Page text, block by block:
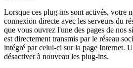
Lorsque ces plug-ins sont activés, votre
connexion directe avec les serveurs du
que vous ouvrez l'une des pages de nos
est directement transmis par le réseau
intégré par celui-ci sur la page Internet.
désactiver à nouveau les plug-ins.